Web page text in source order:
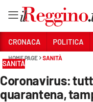
Sezioni
CRONACA
CRONACA POLITICA
HOME PAGE SANITÀ
SANITÀ
Coronavirus:
quarantena,